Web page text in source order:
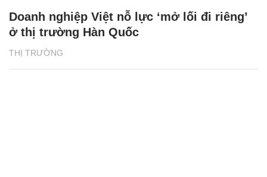
THỊ TRƯỜNG
Doanh nghiệp Việt nỗ lực ‘mở lối đi riêng’
ở thị trường Hàn Quốc